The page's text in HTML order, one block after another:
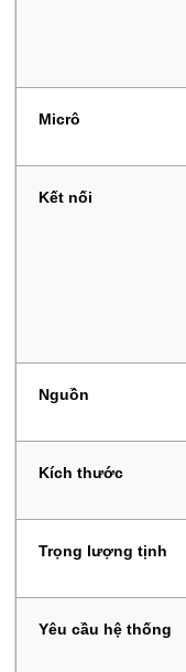
Micrô
Kết nối
Nguồn
Kích thước
Trọng lượng tịnh
Yêu cầu hệ thống